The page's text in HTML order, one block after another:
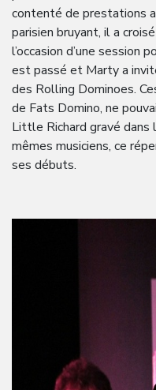
contenté de prestations
parisien bruyant, il a
l’occasion d’une session
est passé et Marty a
des Rolling Dominoes.
de Fats Domino, ne
Little Richard gravé
mêmes musiciens, ce
ses débuts.